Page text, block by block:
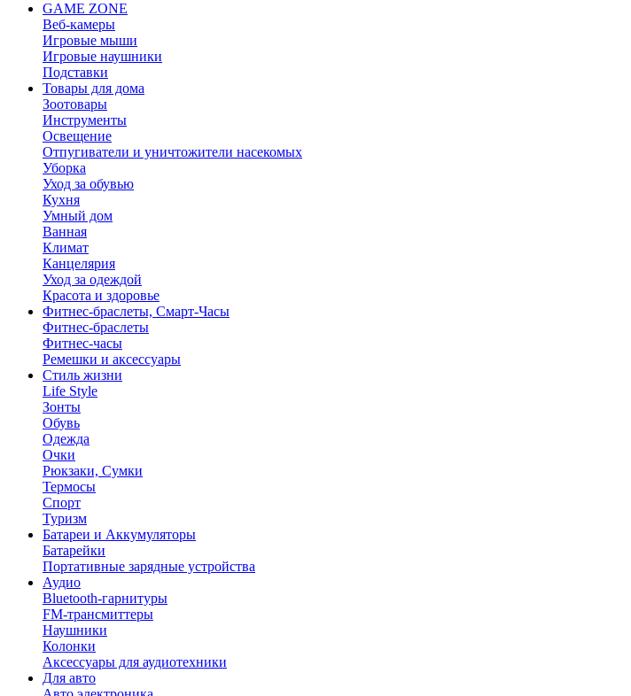
GAME ZONE
Веб-камеры
Игровые мыши
Игровые наушники
Подставки
Товары для дома
Зоотовары
Инструменты
Освещение
Отпугиватели и уничтожители насекомых
Уборка
Уход за обувью
Кухня
Умный дом
Ванная
Климат
Канцелярия
Уход за одеждой
Красота и здоровье
Фитнес-браслеты, Смарт-Часы
Фитнес-браслеты
Фитнес-часы
Ремешки и аксессуары
Стиль жизни
Life Style
Зонты
Обувь
Одежда
Очки
Рюкзаки, Сумки
Термосы
Спорт
Туризм
Батареи и Аккумуляторы
Батарейки
Портативные зарядные устройства
Аудио
Bluetooth-гарнитуры
FM-трансмиттеры
Наушники
Колонки
Аксессуары для аудиотехники
Для авто